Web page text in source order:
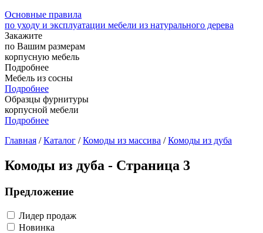
Основные правила
по уходу и эксплуатации мебели из натурального дерева
Закажите
по Вашим размерам
корпусную мебель
Подробнее
Мебель из сосны
Подробнее
Образцы фурнитуры
корпусной мебели
Подробнее
Главная /Каталог /Комоды из массива /Комоды из дуба
Комоды из дуба - Страница 3
Предложение
Лидер продаж
Новинка